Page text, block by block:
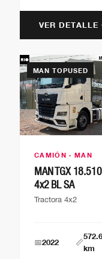
VER DETALLE
MAN TOPUSED
CAMIÓN · MAN
MAN TGX 18.510
4x2 BL SA
Tractora 4x2
📅2022 📏
km